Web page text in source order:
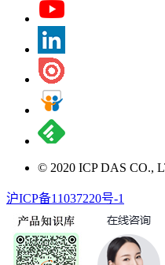
© 2020 ICP DAS CO.,
沪ICP备11037220号-1